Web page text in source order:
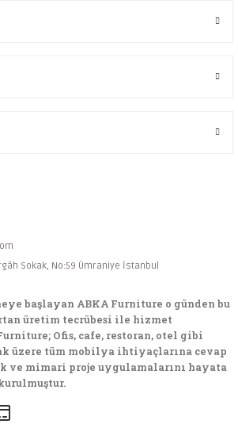
Sokak, No:59 Ümraniye İstanbul
başlayan ABKA Furniture o günden bu
üretim tecrübesi ile hizmet
Ofis, cafe, restoran, otel gibi
üzere tüm mobilya ihtiyaçlarına cevap
ve mimari proje uygulamalarını hayata